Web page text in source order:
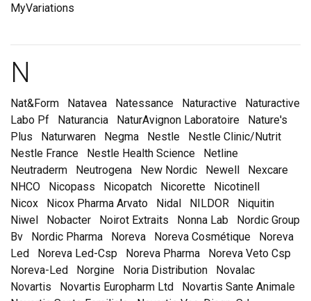
MyVariations
Marques et
N
Nat&Form Natavea Natessance Naturactive
Naturactive
Labo Pf
Naturancia NaturAvignon Laboratoire
Nature's
Plus
Naturwaren Negma Nestle
Nestle Clinic/Nutrit
Nestle France
Nestle Health Science
Netline
Neutraderm
Neutrogena New Nordic Newell
Nexcare
NHCO
Nicopass Nicopatch Nicorette
Nicotinell
Nicox
Nicox Pharma Arvato Nidal NILDOR
Niquitin
Niwel
Nobacter Noirot Extraits Nonna Lab
Nordic Group
Bv
Nordic Pharma Noreva Noreva Cosmétique
Noreva
Led
Noreva Led-Csp Noreva Pharma
Noreva Veto Csp
Noreva-Led
Norgine Noria Distribution
Novalac
Novartis
Novartis Europharm Ltd
Novartis Sante Animale